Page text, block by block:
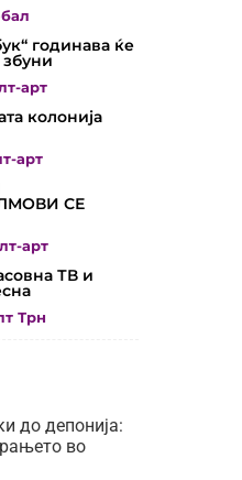
годинава ќе
арт
колонија
арт
СЕ
арт
ТВ и
Трн
до депонија:
во